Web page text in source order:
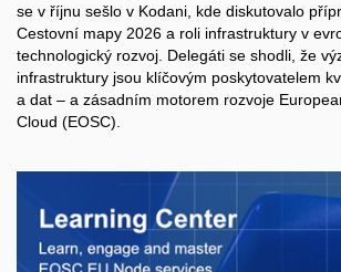
se v říjnu sešlo v Kodani, kde diskutovalo
Cestovní mapy 2026 a roli infrastruktury v
technologický rozvoj. Delegáti se shodli, že
infrastruktury jsou klíčovým poskytovatelem
a dat – a zásadním motorem rozvoje
Cloud (EOSC).